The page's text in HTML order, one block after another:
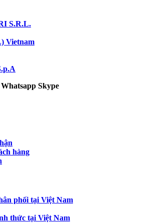
S.R.L.
Vietnam
Whatsapp Skype
hàng
phối tại Việt Nam
thức tại Việt Nam